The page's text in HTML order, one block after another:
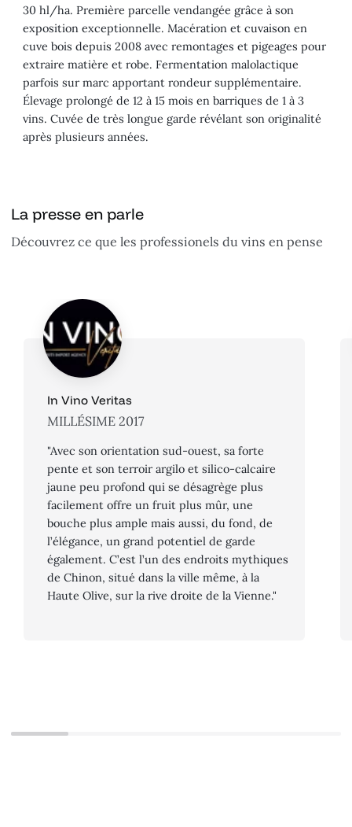
30 hl/ha. Première parcelle vendangée grâce à son
exposition exceptionnelle. Macération et cuvaison en
cuve bois depuis 2008 avec remontages et pigeages pour
extraire matière et robe. Fermentation malolactique
parfois sur marc apportant rondeur supplémentaire.
Élevage prolongé de 12 à 15 mois en barriques de 1 à 3
vins. Cuvée de très longue garde révélant son originalité
après plusieurs années.
La presse en parle
Découvrez ce que les professionels du vins en pense
In Vino Veritas
MILLÉSIME 2017
"Avec son orientation sud-ouest, sa forte
pente et son terroir argilo et silico-calcaire
jaune peu profond qui se désagrège plus
facilement offre un fruit plus mûr, une
bouche plus ample mais aussi, du fond, de
l’élégance, un grand potentiel de garde
également. C’est l’un des endroits mythiques
de Chinon, situé dans la ville même, à la
Haute Olive, sur la rive droite de la Vienne."